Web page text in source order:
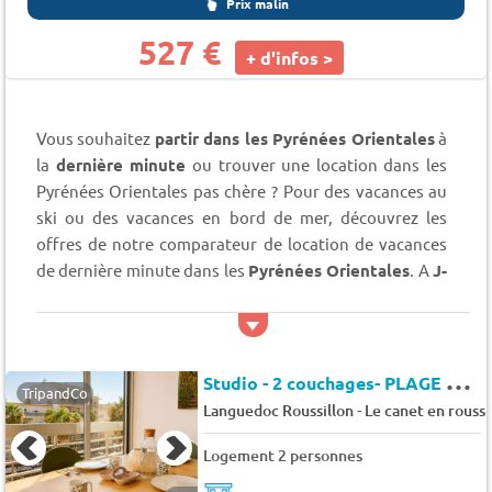
527 € + d'infos >
Vous souhaitez partir dans les Pyrénées Orientalesà
la dernière minute ou trouver une location dans les
Pyrénées Orientales pas chère ? Pour des vacances au
ski ou des vacances en bord de mer, découvrez les
offres de notre comparateur de location de vacances
de dernière minute dans les Pyrénées Orientales. AJ-
pourrez trouver de nombreuses locations de dernière
des vacances pas chères dans les Pyrénées Orientales.
Une envie soudaine de partir dans le sud est de la
France ? Trouvez la location parfaite pour vos vacances
de dernières minutes dans les Pyrénées-Orientales
TripandCo S
tudio - 2 couchages- PLAGE CENTRALE - CANET EN ROUSSILLON - Hacienda
Languedoc Roussillon- Le canet en
Logement 2 personnes